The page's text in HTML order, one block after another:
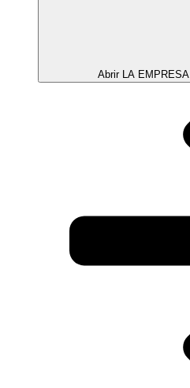
Abrir LA EMPRESA